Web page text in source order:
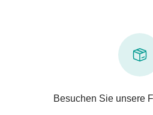
Besuchen Sie unsere